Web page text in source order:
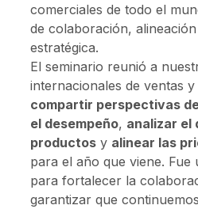
comerciales de todo el
de colaboración,
estratégica.
El seminario reunió a
internacionales de ventas
compartir perspectivas
el desempeño, analizar el
productosy alinear las
para el año que viene. Fue
para fortalecer la
garantizar que